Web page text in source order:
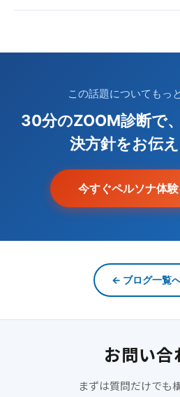
この話題についてもっ
30分のZOOM診断で
決方針をお伝え
今すぐペルソナ体
← ブログ一覧
お問い合
まずは質問だけでも